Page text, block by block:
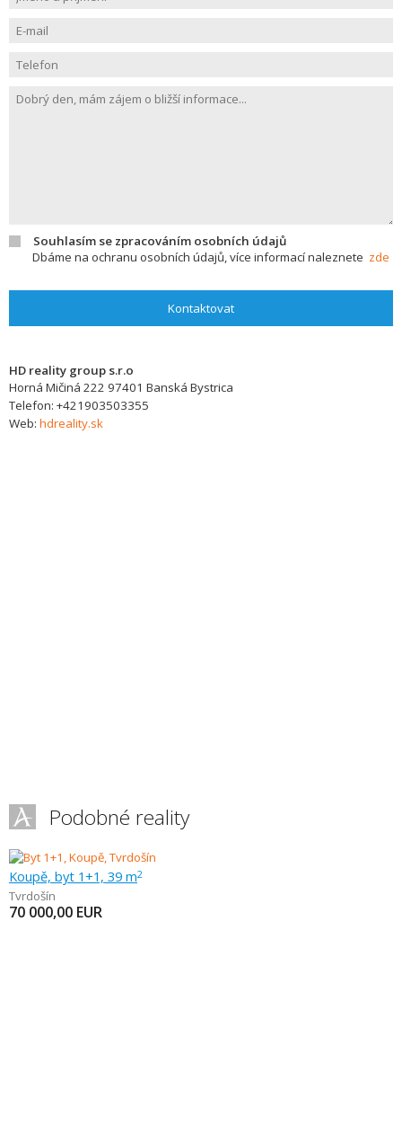
Souhlasím se zpracováním osobních údajů
Dbáme na ochranu osobních údajů, více informací naleznete zde
Kontaktovat
HD reality group s.r.o
Horná Mičiná 222 97401 Banská Bystrica
Telefon: +421903503355
Web: hdreality.sk
Podobné reality
Koupě, byt 1+1, 39 m2
Tvrdošín
70 000,00 EUR